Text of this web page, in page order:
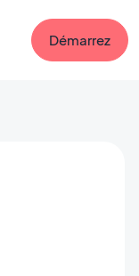
Démarrez